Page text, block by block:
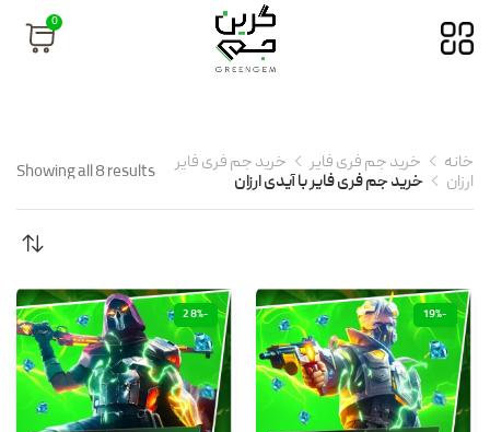
0
خانه خرید جم فری فایر
خرید جم فری فایر
ارزان
خرید جم فری فایر با آیدی ارزان Showing all 8 results
-19%
-28%